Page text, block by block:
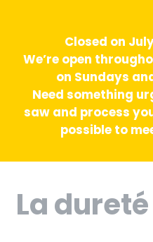
Closed on
We’re open
on Sundays
Need something
saw and process
possible to
La dureté